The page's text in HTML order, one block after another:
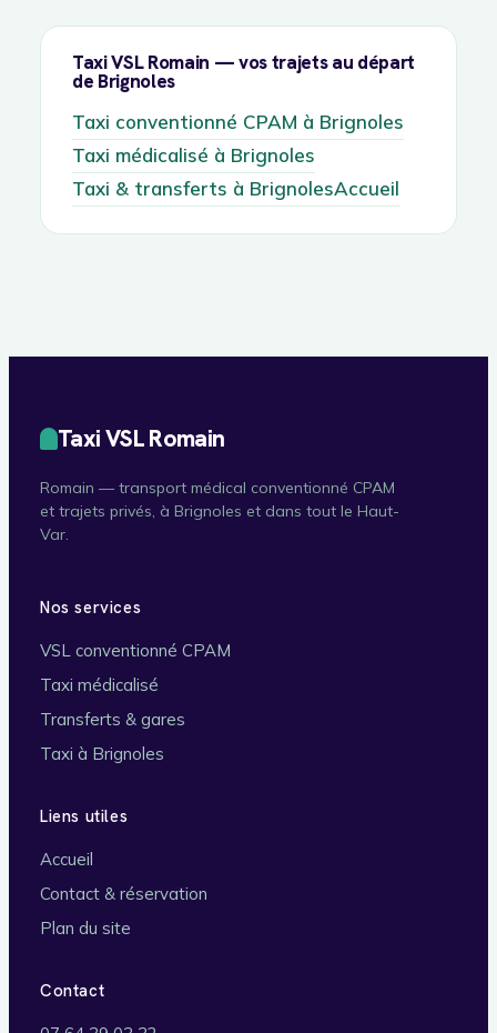
Taxi VSL Romain — vos trajets au départ
de Brignoles
Taxi conventionné CPAM à Brignoles
Taxi médicalisé à Brignoles
Taxi & transferts à BrignolesAccueil
Taxi VSL Romain
Romain — transport médical conventionné CPAM
et trajets privés, à Brignoles et dans tout le Haut-
Var.
Nos services
VSL conventionné CPAM
Taxi médicalisé
Transferts & gares
Taxi à Brignoles
Liens utiles
Accueil
Contact & réservation
Plan du site
Contact